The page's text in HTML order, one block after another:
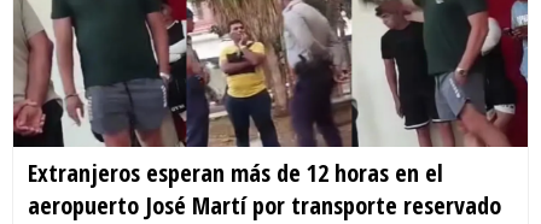
Extranjeros esperan más de 12 horas en el
aeropuerto José Martí por transporte reservado